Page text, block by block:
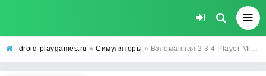
droid-playgames.ru » Симуляторы » Взломанная 2 3 4 Player Mini Games [МОД Mega Pack] - полная версия apk на Андроид